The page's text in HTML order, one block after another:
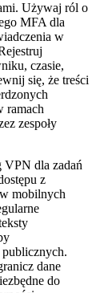
Używaj ról o
MFA dla
w
czasie,
się, że treści
ramach
zespoły
VPN dla zadań
z
mobilnych
dane
do